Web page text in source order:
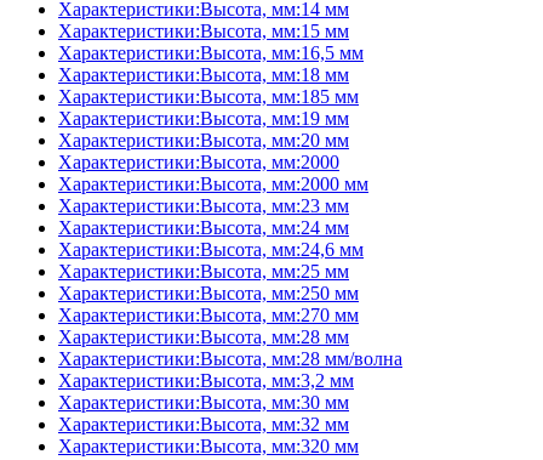
Характеристики:Высота, мм:14 мм
Характеристики:Высота, мм:15 мм
Характеристики:Высота, мм:16,5 мм
Характеристики:Высота, мм:18 мм
Характеристики:Высота, мм:185 мм
Характеристики:Высота, мм:19 мм
Характеристики:Высота, мм:20 мм
Характеристики:Высота, мм:2000
Характеристики:Высота, мм:2000 мм
Характеристики:Высота, мм:23 мм
Характеристики:Высота, мм:24 мм
Характеристики:Высота, мм:24,6 мм
Характеристики:Высота, мм:25 мм
Характеристики:Высота, мм:250 мм
Характеристики:Высота, мм:270 мм
Характеристики:Высота, мм:28 мм
Характеристики:Высота, мм:28 мм/волна
Характеристики:Высота, мм:3,2 мм
Характеристики:Высота, мм:30 мм
Характеристики:Высота, мм:32 мм
Характеристики:Высота, мм:320 мм